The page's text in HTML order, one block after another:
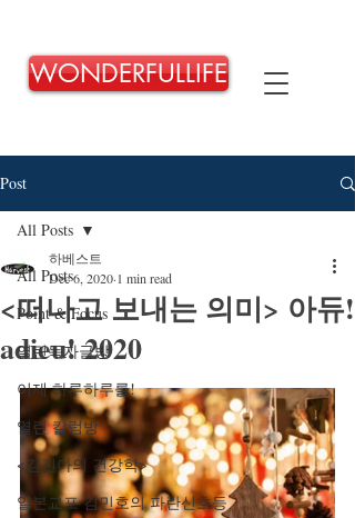
WONDERFULLIFE
Post
All Posts
Point & Focus
열린독자글방
이제 하루하루를!
열린 칼럼방
<김진아의 건강학>
일본교포 김민호의 파란신호등
All Posts
<떠나고 보내는 의미> 아듀!
adieu! 2020
하베스트
Dec 6, 2020 1 min read